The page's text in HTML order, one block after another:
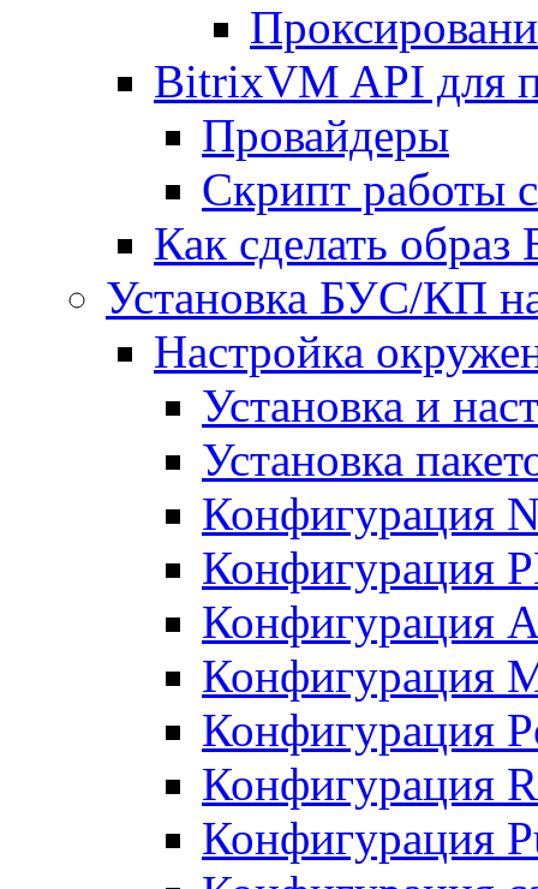
BitrixVM API для
Провайдеры
Скрипт работы
Как сделать
Установка БУС/КП
Настройка
Установка и
Установка
Конфигурация
Конфигурация
Конфигурация
Конфигурация
Конфигурация
Конфигурация
Конфигурация